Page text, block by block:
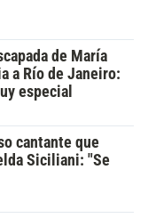
de María
a Río de Janeiro:
especial
cantante que
Siciliani: "Se